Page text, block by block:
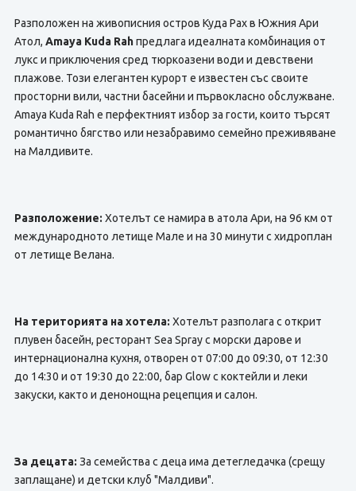
Разположен на живописния остров Куда Рах в Южния Ари
Атол, Amaya Kuda Rahпредлага идеалната комбинация от
лукс и приключения сред тюркоазени води и девствени
плажове. Този елегантен курорт е известен със своите
просторни вили, частни басейни и първокласно обслужване.
Amaya Kuda Rah е перфектният избор за гости, които търсят
романтично бягство или незабравимо семейно преживяване
на Малдивите.
Разположение: Хотелът се намира в атола Ари, на 96 км от
международното летище Мале и на 30 минути с хидроплан
от летище Велана.
На територията на хотела: Хотелът разполага с открит
плувен басейн, ресторант Sea Spray с морски дарове и
интернационална кухня, отворен от 07:00 до 09:30, от 12:30
до 14:30 и от 19:30 до 22:00, бар Glow с коктейли и леки
закуски, както и денонощна рецепция и салон.
За децата: За семейства с деца има детегледачка (срещу
заплащане) и детски клуб "Малдиви".